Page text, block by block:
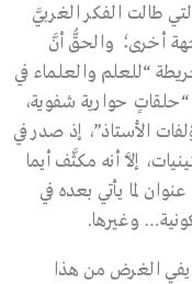
طالت الفكر الغربيَّ
أخرى؛ والحقُّ أنَّ
“للعلم والعلماء في
حوارية شفوية،
الأستاذ”، إذ صدر في
إلاَّ أنه مكثَّف أيما
لما يأتي بعده في
وغيرها.
يفي الغرض من هذا